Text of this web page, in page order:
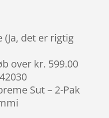
(Ja, det er rigtig
over kr. 599.00
Sut – 2-Pak